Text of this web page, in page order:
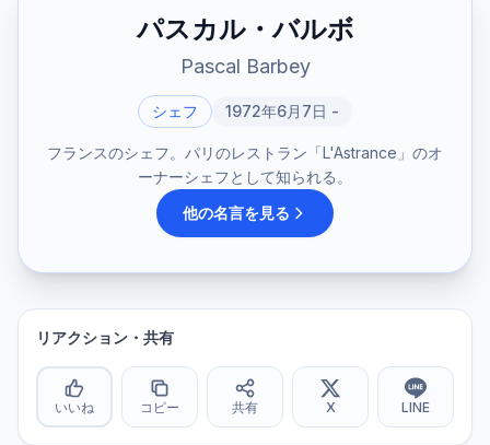
パスカル・バルボ
Pascal Barbey
シェフ 1972年6月7日 -
フランスのシェフ。パリのレストラン「L'Astrance」のオ
ーナーシェフとして知られる。
他の名言を見る
リアクション・共有
いいね コピー 共有 X LINE